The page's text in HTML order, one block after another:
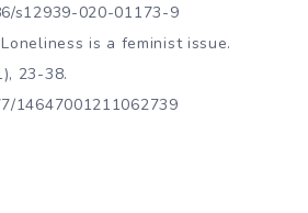
s12939-020-01173-9
is a feminist issue.
23-38.
14647001211062739